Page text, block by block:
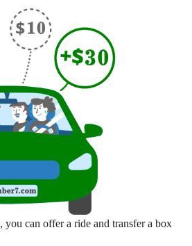
you can offer a ride and transfer a box